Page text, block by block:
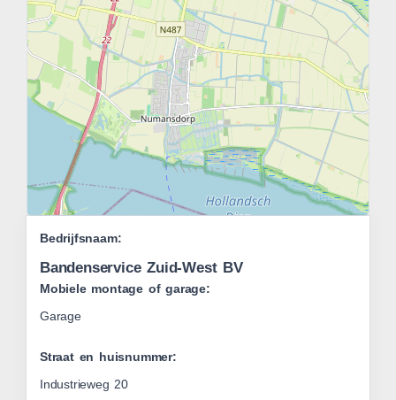
Bedrijfsnaam:
Bandenservice Zuid-West BV
Mobiele montage of garage:
Garage
Straat en huisnummer:
Industrieweg 20